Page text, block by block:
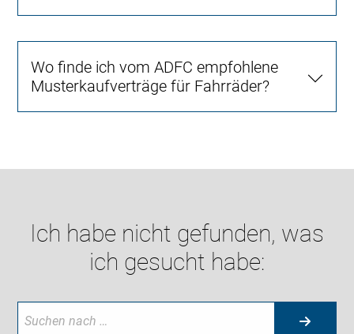
Wo finde ich vom ADFC empfohlene
Musterkaufverträge für Fahrräder?
Ich habe nicht gefunden, was
ich gesucht habe: